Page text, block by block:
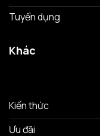
Tuyển dụng
Khác
Kiến thức
Ưu đãi